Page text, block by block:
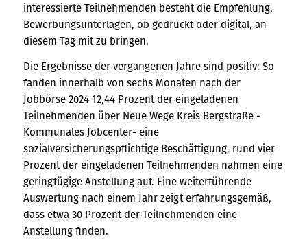
interessierte Teilnehmenden besteht die Empfehlung,
Bewerbungsunterlagen, ob gedruckt oder digital, an
diesem Tag mit zu bringen.
Die Ergebnisse der vergangenen Jahre sind positiv: So
fanden innerhalb von sechs Monaten nach der
Jobbörse 2024 12,44 Prozent der eingeladenen
Teilnehmenden über Neue Wege Kreis Bergstraße -
Kommunales Jobcenter- eine
sozialversicherungspflichtige Beschäftigung, rund vier
Prozent der eingeladenen Teilnehmenden nahmen eine
geringfügige Anstellung auf. Eine weiterführende
Auswertung nach einem Jahr zeigt erfahrungsgemäß,
dass etwa 30 Prozent der Teilnehmenden eine
Anstellung finden.